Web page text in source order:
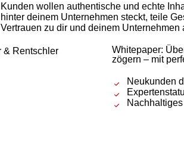
Kunden wollen authentische und echte
hinter deinem Unternehmen steckt, teile
Vertrauen zu dir und deinem Unternehmen
Whitepaper:
zögern – mit
Neukunden